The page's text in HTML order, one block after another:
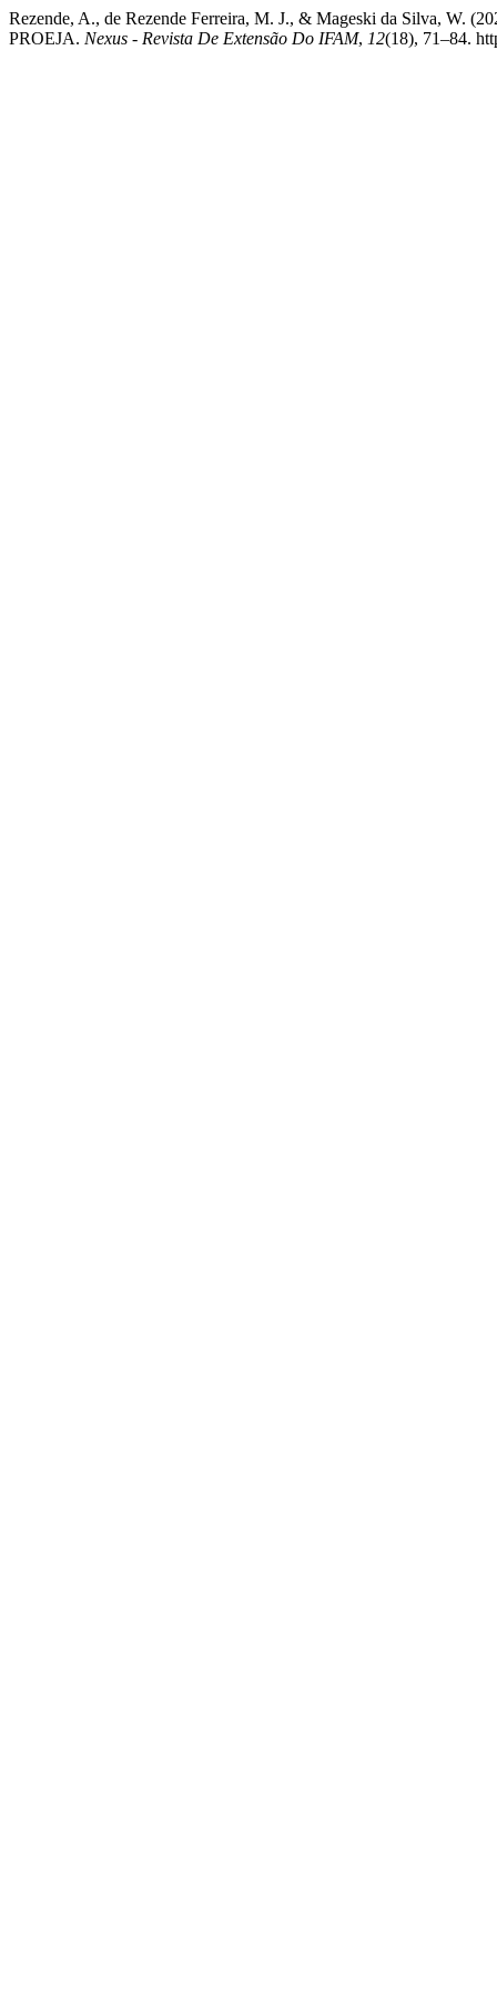
Rezende, A., de Rezende Ferreira, M. J., & Mageski da Silva,
PROEJA. Nexus - Revista De Extensão Do IFAM, 12(18), 71–84.